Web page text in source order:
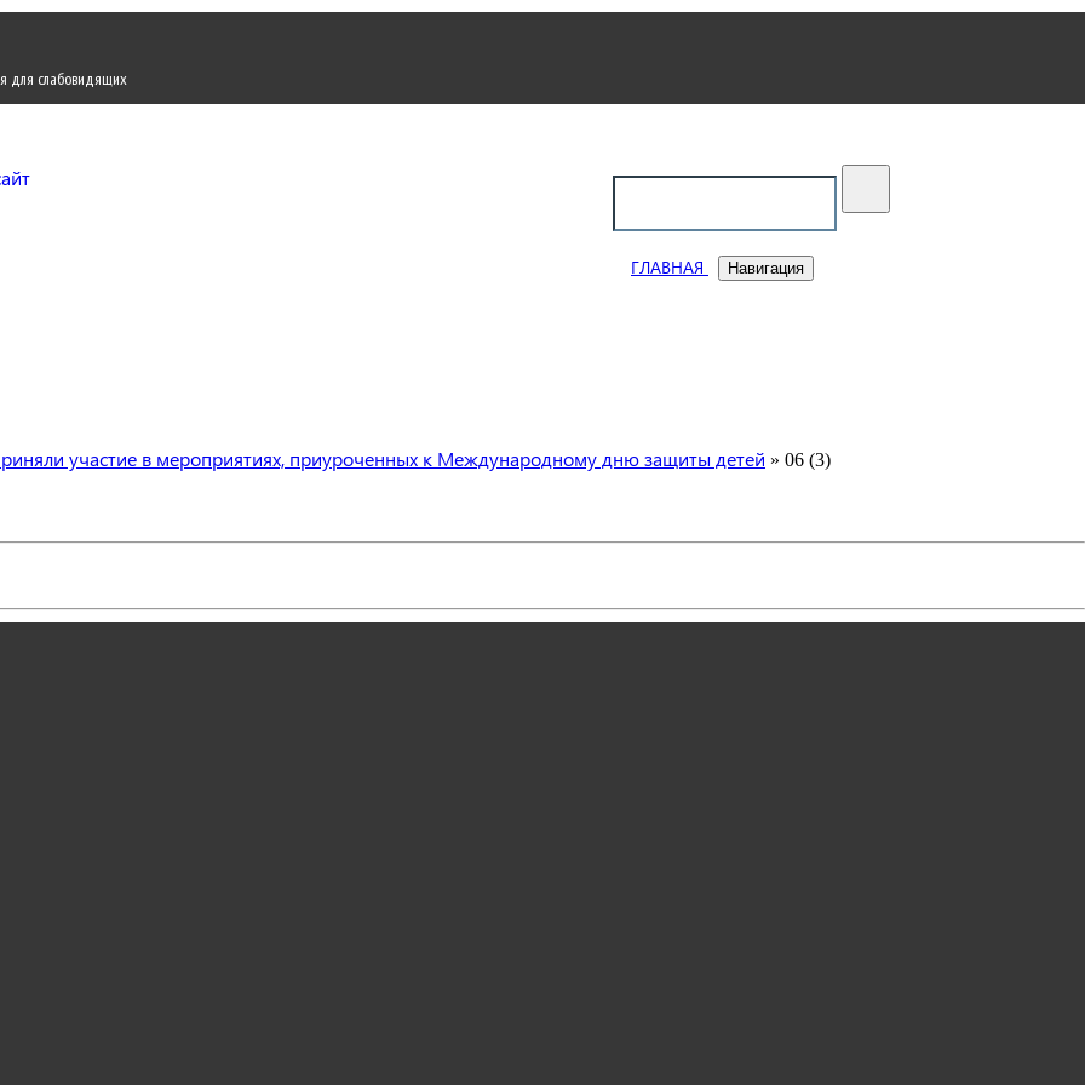
для слабовидящих
ГЛАВНАЯ Навигация
участие в мероприятиях, приуроченных к Международному дню защиты детей » 06 (3)